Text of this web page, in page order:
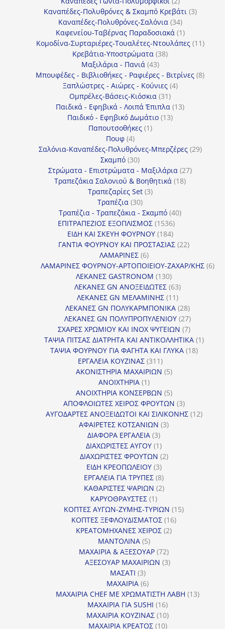
προϊόντα
Καναπέδες-Πολυθρόνες & Σκαμπό Κρεβάτι 33
Καναπέδες-Πολυθρόνες-Σαλόνια 3434
προϊόντα
Καφενείου-Ταβέρνας Παραδοσιακά 11
προϊόν
Κομοδίνα-Συρταριέρες-Τουαλέτες-Ντουλάπες 1111
Κρεβάτια-Υποστρώματα 3838
Μαξιλάρια - Πανιά 4343
προϊόντα
Μπουφέδες - Βιβλιοθήκες - Ραφιέρες - Βιτρίνες 88
Ξαπλώστρες - Αιώρες - Κούνιες 44
Ομπρέλες-Βάσεις-Κιόσκια 3131
προϊόντα
Παιδικά - Εφηβικά - Λοιπά Έπιπλα 1313
Παιδικό - Εφηβικό Δωμάτιο 1313
Παπουτσοθήκες 11
Πουφ 44
προϊόντα
Σαλόνια-Καναπέδες-Πολυθρόνες-Μπερζέρες 2929
Σκαμπό 3030
προϊόντα
Στρώματα - Επιστρώματα - Μαξιλάρια 2727
Τραπεζάκια Σαλονιού & Βοηθητικά 1818
Τραπεζαρίες Set 33
Τραπέζια 3030
προϊόντα
Τραπέζια - Τραπεζάκια - Σκαμπό 4040
ΕΠΙΤΡΑΠΕΖΙΟΣ ΕΞΟΠΛΙΣΜΟΣ 15361536
προϊόντα
ΕΙΔΗ ΚΑΙ ΣΚΕΥΗ ΦΟΥΡΝΟΥ 184184
προϊόντα
ΓΑΝΤΙΑ ΦΟΥΡΝΟΥ ΚΑΙ ΠΡΟΣΤΑΣΙΑΣ 2222
ΛΑΜΑΡΙΝΕΣ 66
προϊόντα
ΛΑΜΑΡΙΝΕΣ ΦΟΥΡΝΟΥ-ΑΡΤΟΠΟΙΕΙΟΥ-ΖΑΧΑΡ/ΚΗΣ 66
ΛΕΚΑΝΕΣ GASTRONOM 130130
προϊόντα
ΛΕΚΑΝΕΣ GN ΑΝΟΞΕΙΔΩΤΕΣ 6363
ΛΕΚΑΝΕΣ GN ΜΕΛΑΜΙΝΗΣ 1111
προϊόντα
ΛΕΚΑΝΕΣ GN ΠΟΛΥΚΑΡΜΠΟΝΙΚΑ 2828
προϊόντα
ΛΕΚΑΝΕΣ GN ΠΟΛΥΠΡΟΠΥΛΕΝΙΟΥ 2727
προϊόντα
ΣΧΑΡΕΣ ΧΡΩΜΙΟΥ ΚΑΙ INOX ΨΥΓΕΙΩΝ 77
προϊόντα
ΤΑΨΙΑ ΠΙΤΣΑΣ ΔΙΑΤΡΗΤΑ ΚΑΙ ΑΝΤΙΚΟΛΛΗΤΙΚΑ 11
ΤΑΨΙΑ ΦΟΥΡΝΟΥ ΓΙΑ ΦΑΓΗΤΑ ΚΑΙ ΓΛΥΚΑ 1818
ΕΡΓΑΛΕΙΑ ΚΟΥΖΙΝΑΣ 311311
προϊόντα
ΑΚΟΝΙΣΤΗΡΙΑ ΜΑΧΑΙΡΙΩΝ 55
ΑΝΟΙΧΤΗΡΙΑ 11
προϊόν
ΑΝΟΙΧΤΗΡΙΑ ΚΟΝΣΕΡΒΩΝ 55
προϊόντα
ΑΠΟΦΛΟΙΩΤΕΣ ΧΕΙΡΟΣ ΦΡΟΥΤΩΝ 33
προϊόντα
ΑΥΓΟΔΑΡΤΕΣ ΑΝΟΞΕΙΔΩΤΟΙ ΚΑΙ ΣΙΛΙΚΟΝΗΣ 1212
ΑΦΑΙΡΕΤΕΣ ΚΟΤΣΑΝΙΩΝ 33
ΔΙΑΦΟΡΑ ΕΡΓΑΛΕΙΑ 33
προϊόντα
ΔΙΑΧΩΡΙΣΤΕΣ ΑΥΓΟΥ 11
προϊόν
ΔΙΑΧΩΡΙΣΤΕΣ ΦΡΟΥΤΩΝ 22
ΕΙΔΗ ΚΡΕΟΠΩΛΕΙΟΥ 33
προϊόντα
ΕΡΓΑΛΕΙΑ ΓΙΑ ΤΡΥΠΕΣ 88
προϊόντα
ΚΑΘΑΡΙΣΤΕΣ ΨΑΡΙΩΝ 22
ΚΑΡΥΟΘΡΑΥΣΤΕΣ 11
προϊόν
ΚΟΠΤΕΣ ΑΥΓΩΝ-ΖΥΜΗΣ-ΤΥΡΙΩΝ 1515
ΚΟΠΤΕΣ ΞΕΦΛΟΥΔΙΣΜΑΤΟΣ 1616
ΚΡΕΑΤΟΜΗΧΑΝΕΣ ΧΕΙΡΟΣ 22
ΜΑΝΤΟΛΙΝΑ 55
προϊόντα
ΜΑΧΑΙΡΙΑ & ΑΞΕΣΟΥΑΡ 7272
προϊόντα
ΑΞΕΣΟΥΑΡ ΜΑΧΑΙΡΙΩΝ 33
ΜΑΣΑΤΙ 33
προϊόντα
ΜΑΧΑΙΡΙΑ 66
προϊόντα
ΜΑΧΑΙΡΙΑ CHEF ΜΕ ΧΡΩΜΑΤΙΣΤΗ ΛΑΒΗ 1313
ΜΑΧΑΙΡΙΑ ΓΙΑ SUSHI 1616
προϊόντα
ΜΑΧΑΙΡΙΑ ΚΟΥΖΙΝΑΣ 1010
προϊόντα
ΜΑΧΑΙΡΙΑ ΚΡΕΑΤΟΣ 1010